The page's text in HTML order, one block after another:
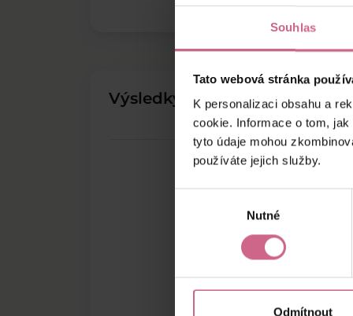
Souhlas
Tato webová stránka
K personalizaci obsahu a
cookie. Informace o tom,
tyto údaje mohou
používáte jejich služby.
Nutné
Odmítnout
Výsledky těžby